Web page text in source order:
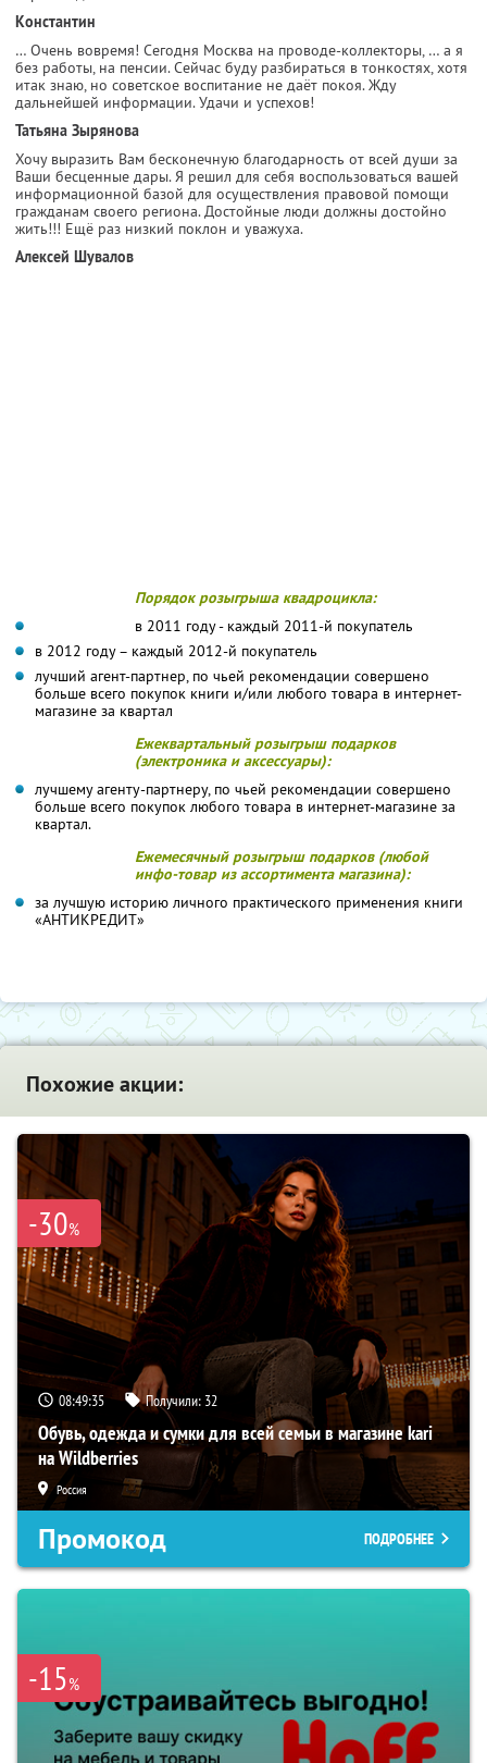
Константин
… Очень вовремя! Сегодня Москва на проводе-коллекторы, … а я
без работы, на пенсии. Сейчас буду разбираться в тонкостях, хотя
итак знаю, но советское воспитание не даёт покоя. Жду
дальнейшей информации. Удачи и успехов!
Татьяна Зырянова
Хочу выразить Вам бесконечную благодарность от всей души за
Ваши бесценные дары. Я решил для себя воспользоваться вашей
информационной базой для осуществления правовой помощи
гражданам своего региона. Достойные люди должны достойно
жить!!! Ещё раз низкий поклон и уважуха.
Алексей Шувалов
Порядок розыгрыша квадроцикла:
в 2011 году - каждый 2011-й покупатель
в 2012 году – каждый 2012-й покупатель
лучший агент-партнер, по чьей рекомендации совершено
больше всего покупок книги и/или любого товара в интернет-
магазине за квартал
Ежеквартальный розыгрыш подарков
(электроника и аксессуары):
лучшему агенту-партнеру, по чьей рекомендации совершено
больше всего покупок любого товара в интернет-магазине за
квартал.
Ежемесячный розыгрыш подарков (любой
инфо-товар из ассортимента магазина):
за лучшую историю личного практического применения книги
«АНТИКРЕДИТ»
Похожие акции:
-30%
08:49:34 Получили: 32
Обувь, одежда и сумки для всей семьи в магазине kari
на Wildberries
Россия
Промокод ПОДРОБНЕЕ
-15%